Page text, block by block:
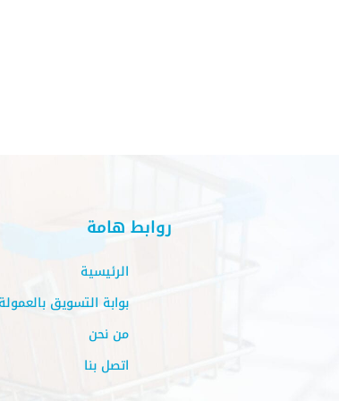
روابط هامة
الرئيسية
بوابة التسويق بالعمولة
من نحن
اتصل بنا